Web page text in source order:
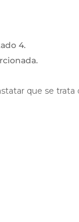
4.
que se trata